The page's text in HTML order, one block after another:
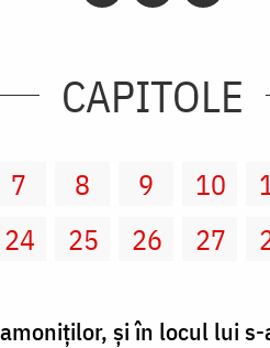
CAPITOLE
7 8 9 10
24 25 26 27
şi în locul lui